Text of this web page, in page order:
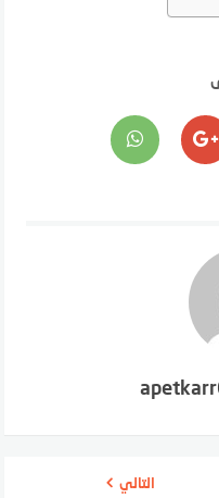
التالي